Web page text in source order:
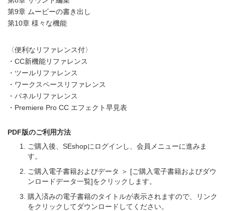
第9章 ムービーの書き出し
第10章 様々な機能
〈便利なリファレンス付〉
・CC新機能リファレンス
・ツールリファレンス
・ワークスペースリファレンス
・パネルリファレンス
・Premiere Pro CC エフェクト早見表
PDF版のご利用方法
ご購入後、SEshopにログインし、会員メニューに進みま
す。
ご購入電子書籍およびデータ ＞ [ご購入電子書籍およびダウ
ンロードデータ一覧]をクリックします。
購入済みの電子書籍のタイトルが表示されますので、リンク
をクリックしてダウンロードしてください。